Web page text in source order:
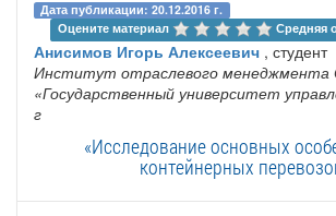
Дата публикации: 20.12.2016 г.
Оцените материал
Средняя
Анисимов Игорь Алексеевич , студент
Институт отраслевого
«Государственный университет
г
«Исследование основных
контейнерных